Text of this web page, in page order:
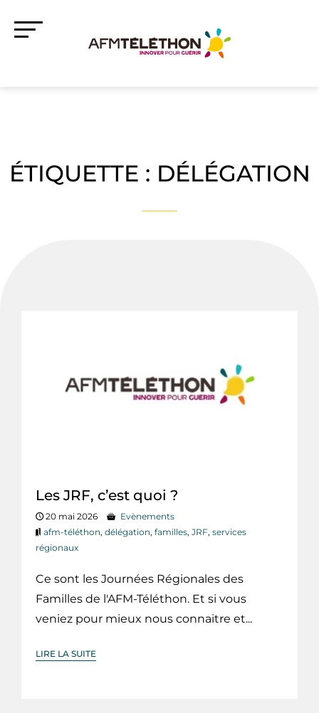
ÉTIQUETTE : DÉLÉGATION
Les JRF, c’est quoi ?
20 mai 2026
Evènements
afm-téléthon, délégation, familles, JRF, services
régionaux
Ce sont les Journées Régionales des
Familles de l'AFM-Téléthon. Et si vous
veniez pour mieux nous connaitre et...
LIRE LA SUITE